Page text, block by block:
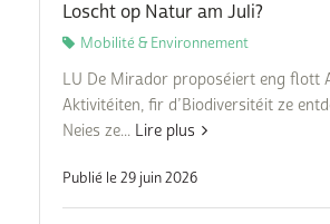
Loscht op Natur am Juli?
Mobilité & Environnement
LU De Mirador proposéiert eng flott
Aktivitéiten, fir d’Biodiversitéit ze
Neies ze... Lire plus
Publié le 29 juin 2026